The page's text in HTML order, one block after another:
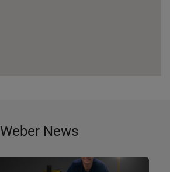
Weber News